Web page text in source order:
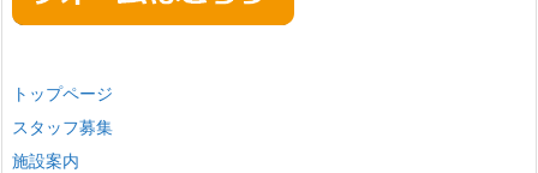
トップページ
スタッフ募集
施設案内